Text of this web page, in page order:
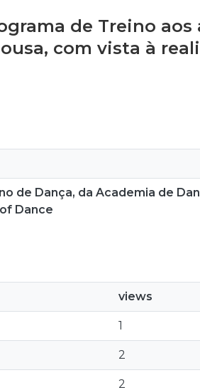
de Treino aos
com vista à
de Dança, da Academia de
Dance
views
1
2
2